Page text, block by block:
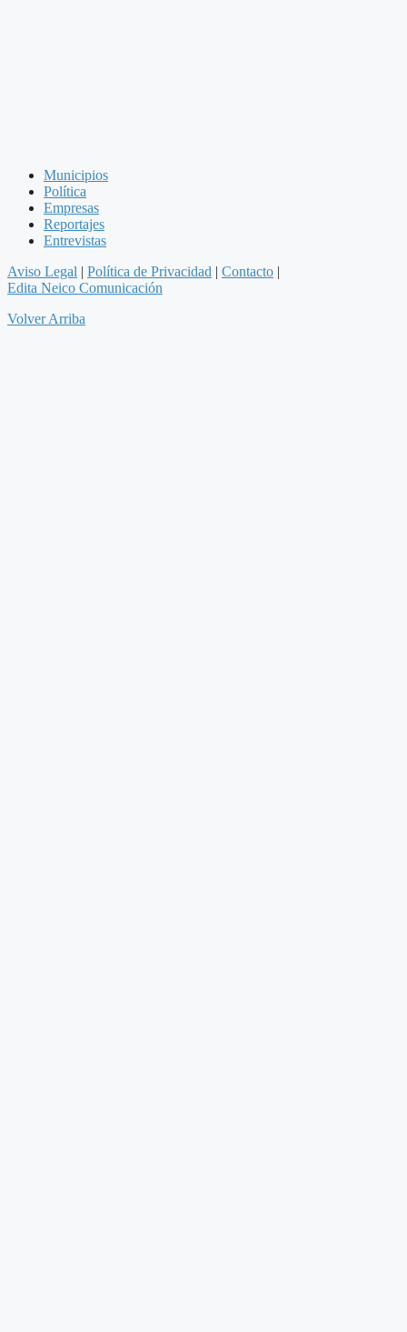
Municipios
Política
Empresas
Reportajes
Entrevistas
Aviso Legal | Política de Privacidad | Contacto |
Edita Neico Comunicación
Volver Arriba